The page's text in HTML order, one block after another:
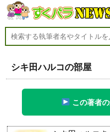
シキ田ハルコの部屋
この著者